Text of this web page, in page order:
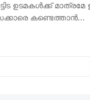
ഉടമകൾക്ക് മാത്രമേ
കണ്ടെത്താൻ…